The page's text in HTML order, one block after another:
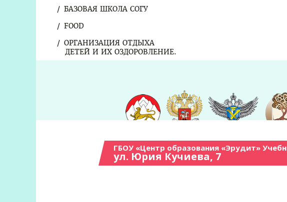
БАЗОВАЯ ШКОЛА СОГУ
FOOD
ОРГАНИЗАЦИЯ ОТДЫХА
ДЕТЕЙ И ИХ ОЗДОРОВЛЕНИЕ.
ГБОУ «Центр образования «Эрудит»
ул. Юрия Кучиева, 7